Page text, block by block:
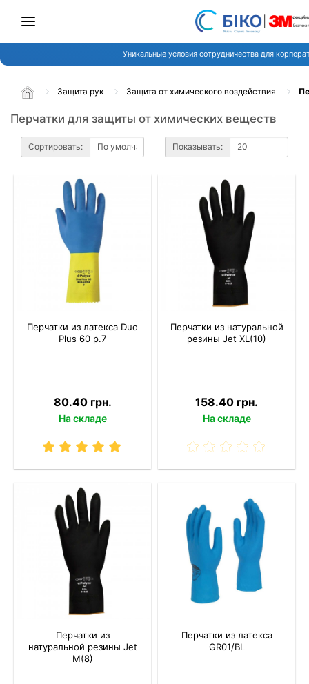
Уникальные условия сотрудничества для
Защита рук Защита от химического воздействия
Перчатки для защиты от химических веществ
Сортировать: Показывать:
Перчатки из латекса Duo
Plus 60 р.7
80.40 грн.
На складе
Перчатки из натуральной
резины Jet XL(10)
158.40 грн.
На складе
Перчатки из
натуральной резины Jet
M(8)
Перчатки из латекса
GR01/BL